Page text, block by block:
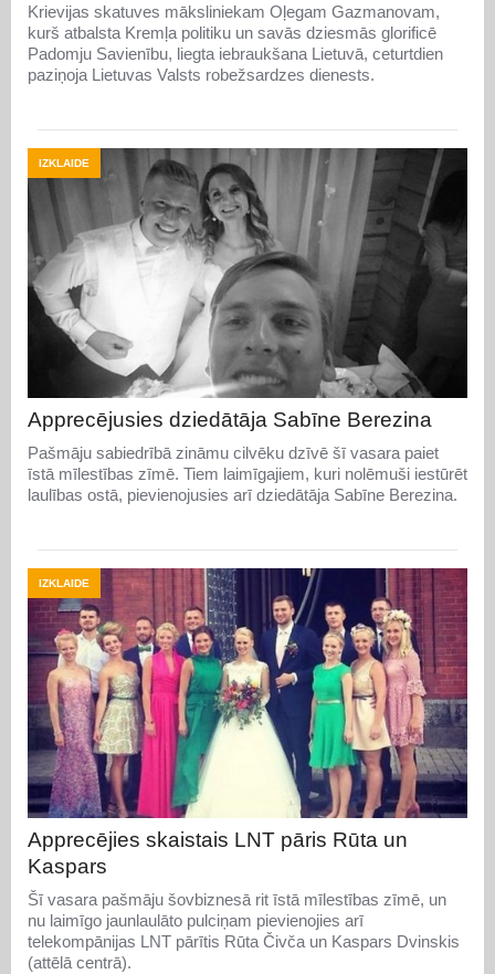
Krievijas skatuves māksliniekam Oļegam Gazmanovam,
kurš atbalsta Kremļa politiku un savās dziesmās glorificē
Padomju Savienību, liegta iebraukšana Lietuvā, ceturtdien
paziņoja Lietuvas Valsts robežsardzes dienests.
IZKLAIDE
Apprecējusies dziedātāja Sabīne Berezina
Pašmāju sabiedrībā zināmu cilvēku dzīvē šī vasara paiet
īstā mīlestības zīmē. Tiem laimīgajiem, kuri nolēmuši iestūrēt
laulības ostā, pievienojusies arī dziedātāja Sabīne Berezina.
IZKLAIDE
Apprecējies skaistais LNT pāris Rūta un
Kaspars
Šī vasara pašmāju šovbiznesā rit īstā mīlestības zīmē, un
nu laimīgo jaunlaulāto pulciņam pievienojies arī
telekompānijas LNT pārītis Rūta Čivča un Kaspars Dvinskis
(attēlā centrā).